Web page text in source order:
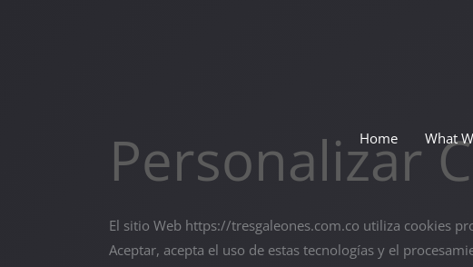
Home What
Personalizar
El sitio Web https://tresgaleones.com.co utiliza cookies
Aceptar, acepta el uso de estas tecnologías y el